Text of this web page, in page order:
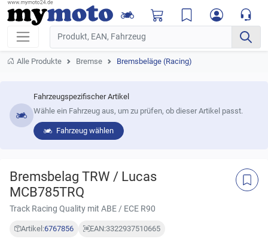
Alle Produkte Bremse Bremsbeläge (Racing)
Fahrzeugspezifischer Artikel
Wähle ein Fahrzeug aus, um zu prüfen, ob dieser Artikel passt.
Fahrzeug wählen
Bremsbelag TRW / Lucas
MCB785TRQ
Track Racing Quality mit ABE / ECE R90
Artikel:6767856 EAN:3322937510665